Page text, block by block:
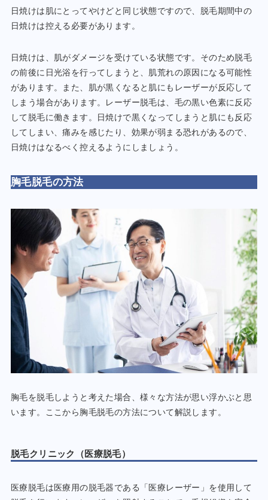
日焼けは肌にとってやけどと同じ状態ですので、脱毛期間中の
日焼けは控える必要があります。
日焼けは、肌がダメージを受けている状態です。そのため脱毛
の前後に日光浴を行ってしまうと、肌荒れの原因になる可能性
があります。また、肌が黒くなると肌にもレーザーが反応して
しまう場合があります。レーザー脱毛は、毛の黒い色素に反応
して脱毛に働きます。日焼けで黒くなってしまうと肌にも反応
してしまい、痛みを感じたり、効果が弱まる恐れがあるので、
日焼けはなるべく控えるようにしましょう。
胸毛脱毛の方法
胸毛を脱毛しようと考えた場合、様々な方法が思い浮かぶと思
います。ここから胸毛脱毛の方法について解説します。
脱毛クリニック（医療脱毛）
医療脱毛は医療用の脱毛器である「医療レーザー」を使用して